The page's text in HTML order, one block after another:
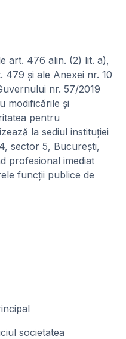
art. 476 alin. (2) lit. a),
și ale Anexei nr. 10
nr. 57/2019
modificările și
pentru
la sediul instituției
sector 5, București,
profesional imediat
funcții publice de
societatea